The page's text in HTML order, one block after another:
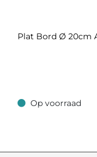
Plat Bord Ø 20cm
Op voorraad
Op voorraad